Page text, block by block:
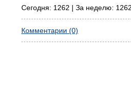
Сегодня: 1262 | За неделю:
Комментарии (0)